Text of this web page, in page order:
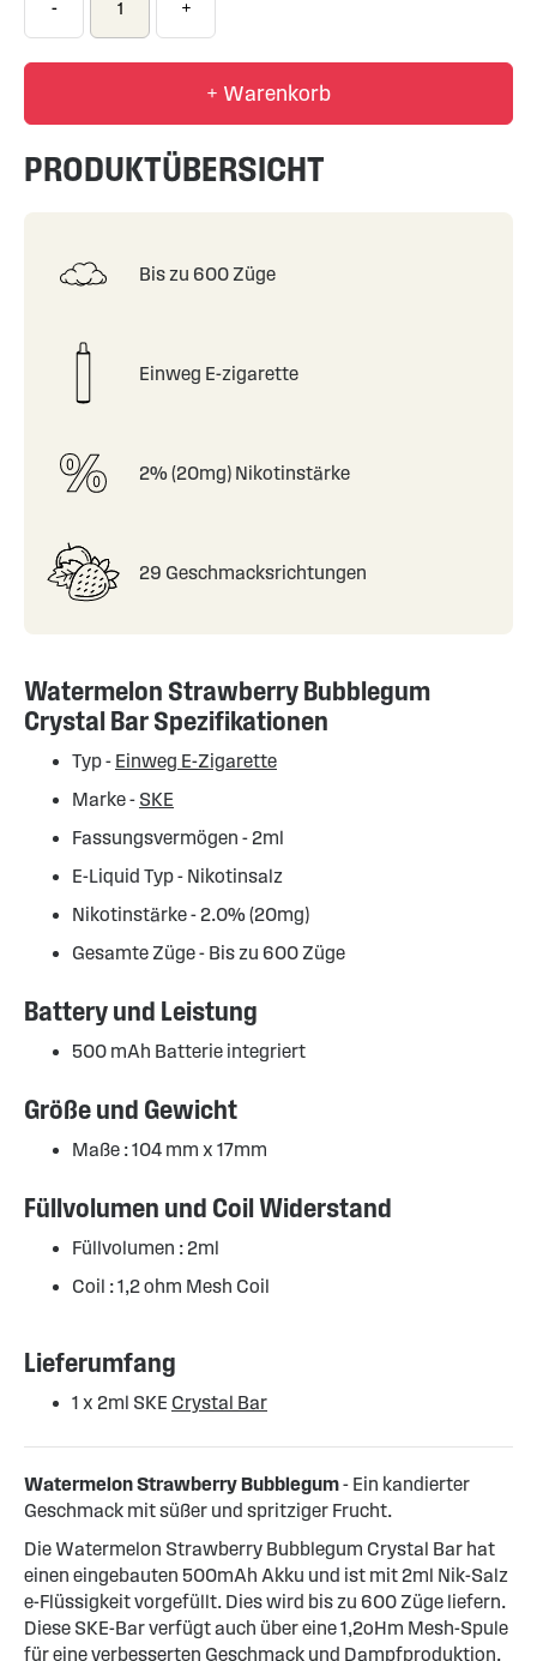
- +
+ Warenkorb
PRODUKTÜBERSICHT
Bis zu 600 Züge
Einweg E-zigarette
2% (20mg) Nikotinstärke
29 Geschmacksrichtungen
Watermelon Strawberry Bubblegum
Crystal Bar Spezifikationen
Typ - Einweg E-Zigarette
Marke - SKE
Fassungsvermögen - 2ml
E-Liquid Typ - Nikotinsalz
Nikotinstärke - 2.0% (20mg)
Gesamte Züge - Bis zu 600 Züge
Battery und Leistung
500 mAh Batterie integriert
Größe und Gewicht
Maße : 104 mm x 17mm
Füllvolumen und Coil Widerstand
Füllvolumen : 2ml
Coil : 1,2 ohm Mesh Coil
Lieferumfang
1 x 2ml SKE Crystal Bar
Watermelon Strawberry Bubblegum- Ein kandierter
Geschmack mit süßer und spritziger Frucht.
Die Watermelon Strawberry Bubblegum Crystal Bar hat
einen eingebauten 500mAh Akku und ist mit 2ml Nik-Salz
e-Flüssigkeit vorgefüllt. Dies wird bis zu 600 Züge liefern.
Diese SKE-Bar verfügt auch über eine 1,2oHm Mesh-Spule
für eine verbesserten Geschmack und Dampfproduktion.